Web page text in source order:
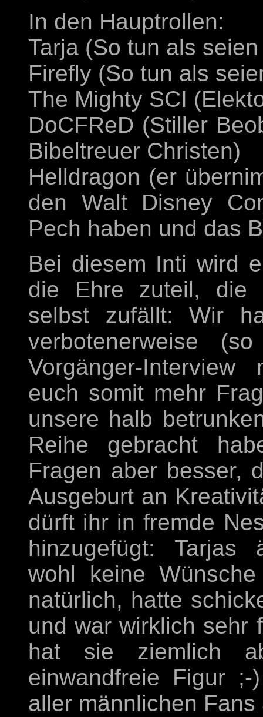
In den Hauptrollen:
Tarja (So tun als
Firefly (So tun als
The Mighty SCI
DoCFReD (Stiller
Bibeltreuer Christen)
Helldragon (er
den Walt Disney
Pech haben und das
Bei diesem Inti wird
die Ehre zuteil, die
selbst zufällt: Wir
verbotenerweise
Vorgänger-
euch somit mehr
unsere halb
Reihe gebracht
Fragen aber besser,
Ausgeburt an
dürft ihr in fremde
hinzugefügt: Tarjas
wohl keine
natürlich, hatte
und war wirklich sehr
hat sie ziemlich
einwandfreie Figur
aller männlichen